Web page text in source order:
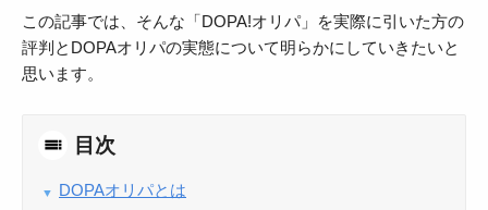
この記事では、そんな「DOPA!オリパ」を実際に引いた方の
評判とDOPAオリパの実態について明らかにしていきたいと
思います。
目次
DOPAオリパとは